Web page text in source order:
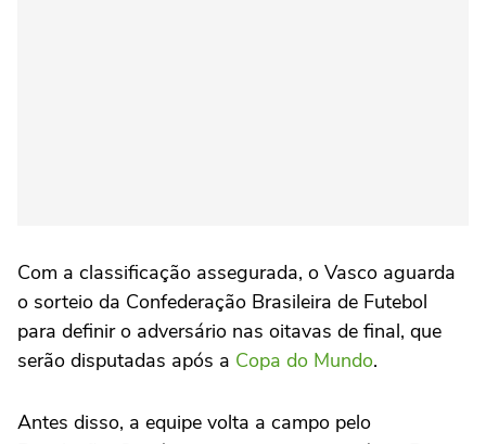
Com a classificação assegurada, o Vasco aguarda
o sorteio da Confederação Brasileira de Futebol
para definir o adversário nas oitavas de final, que
serão disputadas após a Copa do Mundo.
Antes disso, a equipe volta a campo pelo